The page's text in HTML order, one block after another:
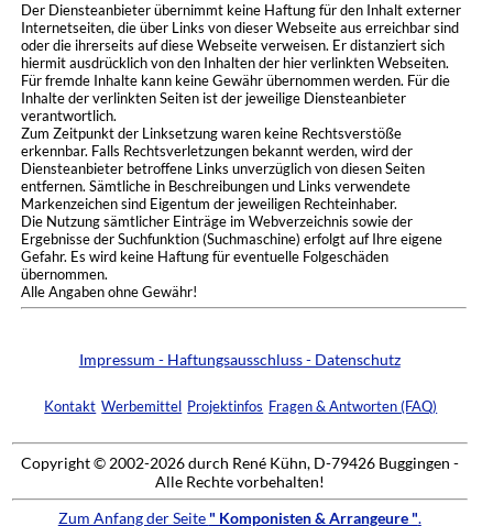
Der Diensteanbieter übernimmt keine Haftung für den Inhalt externer
Internetseiten, die über Links von dieser Webseite aus erreichbar sind
oder die ihrerseits auf diese Webseite verweisen. Er distanziert sich
hiermit ausdrücklich von den Inhalten der hier verlinkten Webseiten.
Für fremde Inhalte kann keine Gewähr übernommen werden. Für die
Inhalte der verlinkten Seiten ist der jeweilige Diensteanbieter
verantwortlich.
Zum Zeitpunkt der Linksetzung waren keine Rechtsverstöße
erkennbar. Falls Rechtsverletzungen bekannt werden, wird der
Diensteanbieter betroffene Links unverzüglich von diesen Seiten
entfernen. Sämtliche in Beschreibungen und Links verwendete
Markenzeichen sind Eigentum der jeweiligen Rechteinhaber.
Die Nutzung sämtlicher Einträge im Webverzeichnis sowie der
Ergebnisse der Suchfunktion (Suchmaschine) erfolgt auf Ihre eigene
Gefahr. Es wird keine Haftung für eventuelle Folgeschäden
übernommen.
Alle Angaben ohne Gewähr!
Impressum - Haftungsausschluss - Datenschutz
Kontakt Werbemittel Projektinfos Fragen & Antworten (FAQ)
Copyright © 2002-2026 durch René Kühn, D-79426 Buggingen -
Alle Rechte vorbehalten!
Zum Anfang der Seite " Komponisten & Arrangeure ".